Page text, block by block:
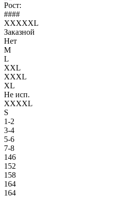
Рост:
####
XXXXXL
Заказной
Нет
M
L
XXL
XXXL
XL
Не исп.
XXXXL
S
1-2
3-4
5-6
7-8
146
152
158
164
164